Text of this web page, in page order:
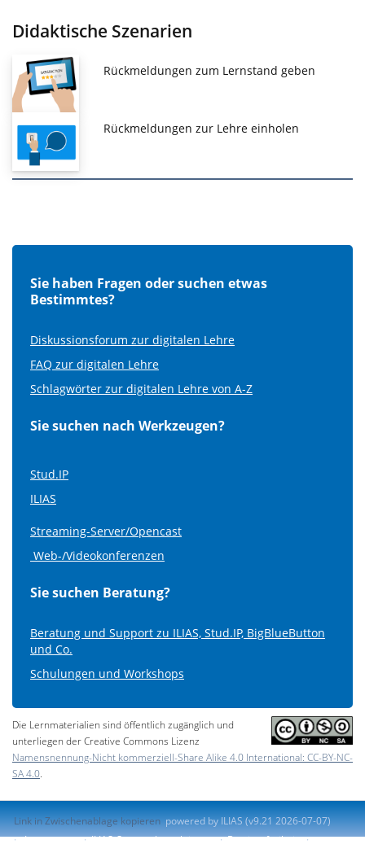
Didaktische Szenarien
Rückmeldungen zum Lernstand geben
Rückmeldungen zur Lehre einholen
Sie haben Fragen oder suchen etwas
Bestimmtes?
Diskussionsforum zur digitalen Lehre
FAQ zur digitalen Lehre
Schlagwörter zur digitalen Lehre von A-Z
Sie suchen nach Werkzeugen?
Stud.IP
ILIAS
Streaming-Server/Opencast
Web-/Videokonferenzen
Sie suchen Beratung?
Beratung und Support zu ILIAS, Stud.IP, BigBlueButton
und Co.
Schulungen und Workshops
Die Lernmaterialien sind öffentlich zugänglich und
unterliegen der Creative Commons Lizenz
Namensnennung-Nicht kommerziell-Share Alike 4.0 International: CC-BY-NC-
SA 4.0.
Link in Zwischenablage kopieren powered by ILIAS (v9.21 2026-07-07)
Impressum
ILIAS-Support kontaktieren Barrierefreiheit